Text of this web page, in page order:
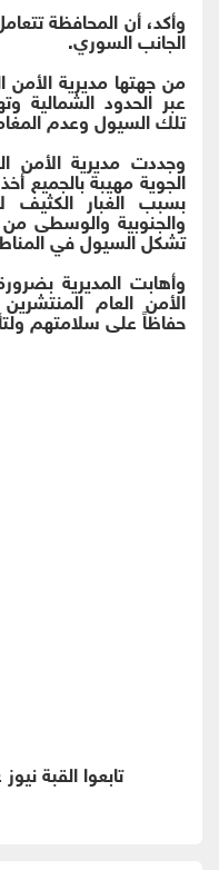
وأكد، أن المحافظة
الجانب السوري.
من جهتها مديرية الأمن
عبر الحدود الشمالية
تلك السيول وعدم
وجددت ‏مديرية الأمن
الجوية مهيبة بالجميع
بسبب الغبار
والجنوبية والوسطى
تشكل السيول في
‏وأهابت المديرية
الأمن العام
حفاظاً على سلامتهم
تابعوا القبة